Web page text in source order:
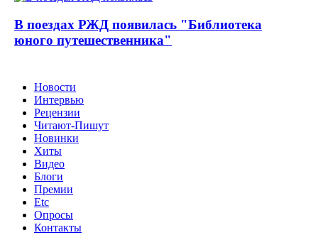
В поездах РЖД появилась "Библиотека
юного путешественника"
Новости
Интервью
Рецензии
Читают-Пишут
Новинки
Хиты
Видео
Блоги
Премии
Etc
Опросы
Контакты